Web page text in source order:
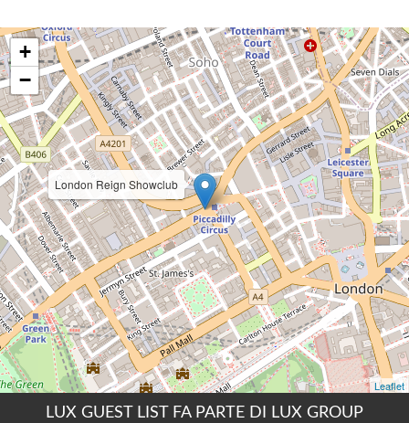
LUX GUEST LIST FA PARTE DI LUX GROUP